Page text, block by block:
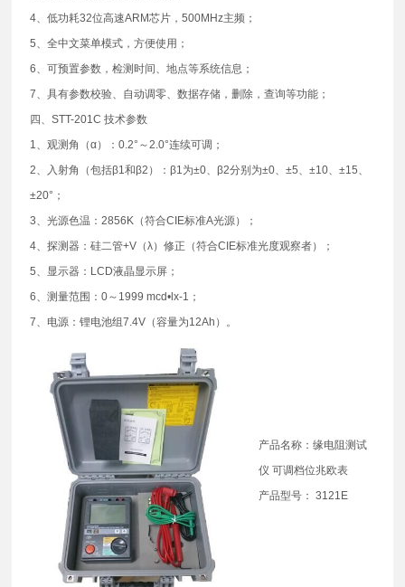
4、低功耗32位高速ARM芯片，500MHz主频；
5、全中文菜单模式，方便使用；
6、可预置参数，检测时间、地点等系统信息；
7、具有参数校验、自动调零、数据存储，删除，查询等功能；
四、STT-201C 技术参数
1、观测角（α）：0.2°～2.0°连续可调；
2、入射角（包括β1和β2）：β1为±0、β2分别为±0、±5、±10、±15、
±20°；
3、光源色温：2856K（符合CIE标准A光源）；
4、探测器：硅二管+V（λ）修正（符合CIE标准光度观察者）；
5、显示器：LCD液晶显示屏；
6、测量范围：0～1999 mcd•lx-1；
7、电源：锂电池组7.4V（容量为12Ah）。
产品名称：缘电阻测试
仪 可调档位兆欧表
产品型号： 3121E